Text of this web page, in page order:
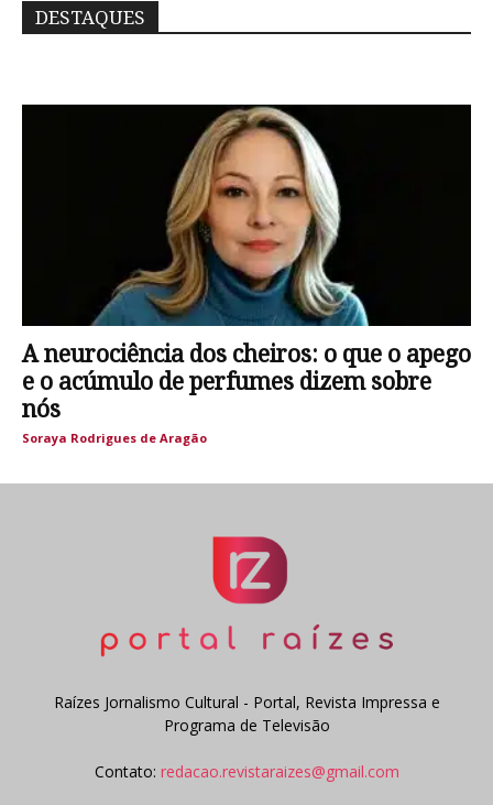
DESTAQUES
A neurociência dos cheiros: o que o apego
e o acúmulo de perfumes dizem sobre
nós
Soraya Rodrigues de Aragão
Raízes Jornalismo Cultural - Portal, Revista Impressa e
Programa de Televisão
Contato: redacao.revistaraizes@gmail.com